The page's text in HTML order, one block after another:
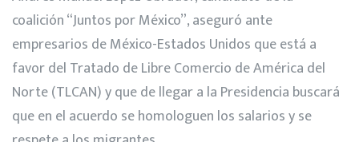
coalición “Juntos por México”, aseguró ante
empresarios de México-Estados Unidos que está a
favor del Tratado de Libre Comercio de América del
Norte (TLCAN) y que de llegar a la Presidencia buscará
que en el acuerdo se homologuen los salarios y se